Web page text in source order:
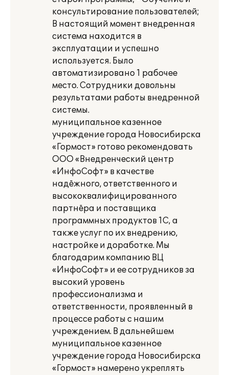
консультирование пользователей;
В настоящий момент внедренная
система находится в
эксплуатации и успешно
используется. Было
автоматизировано 1 рабочее
место. Сотрудники довольны
результатами работы внедренной
системы.
муниципальное казенное
учреждение города Новосибирска
«Гормост» готово рекомендовать
ООО «Внедренческий центр
«ИнфоСофт» в качестве
надёжного, ответственного и
высококвалифицированного
партнёра и поставщика
программных продуктов 1С, а
также услуг по их внедрению,
настройке и доработке. Мы
благодарим компанию ВЦ
«ИнфоСофт» и ее сотрудников за
высокий уровень
профессионализма и
ответственности, проявленный в
процессе работы с нашим
учреждением. В дальнейшем
муниципальное казенное
учреждение города Новосибирска
«Гормост» намерено укреплять